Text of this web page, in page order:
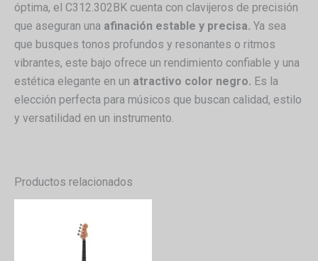
óptima, el C312.302BK cuenta con clavijeros de precisión
que aseguran una afinación estable y precisa. Ya sea
que busques tonos profundos y resonantes o ritmos
vibrantes, este bajo ofrece un rendimiento confiable y una
estética elegante en un atractivo color negro. Es la
elección perfecta para músicos que buscan calidad, estilo
y versatilidad en un instrumento.
Productos relacionados